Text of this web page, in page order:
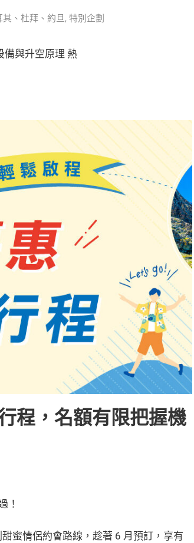
其、杜拜、約旦 , 特別企劃
備與升空原理 熱
程，名額有限把握機
！
蜜情侶約會路線，趁著 6 月預訂，享有